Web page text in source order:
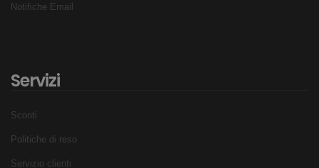
Notifiche Email
Servizi
Sconti
Politiche di reso
Servizio clienti